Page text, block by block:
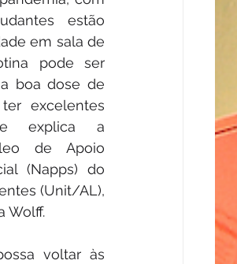
estão
em sala de
pode ser
boa dose de
excelentes
explica a
de Apoio
(Napps) do
(Unit/AL),
Wolff.
voltar às